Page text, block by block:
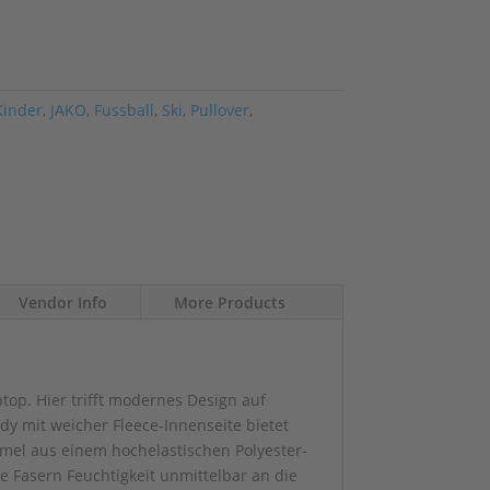
, JAKO, Fussball, Ski, Pullover,
Vendor Info More Products
Hier trifft modernes Design auf
mit weicher Fleece-Innenseite bietet
aus einem hochelastischen Polyester-
Fasern Feuchtigkeit unmittelbar an die